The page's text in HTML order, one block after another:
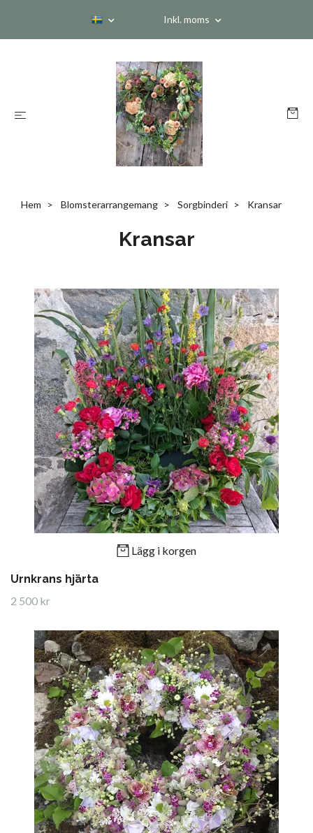
Inkl. moms
Hem Blomsterarrangemang Sorgbinderi Kransar
Kransar
Lägg i korgen
Urnkrans hjärta
2 500 kr